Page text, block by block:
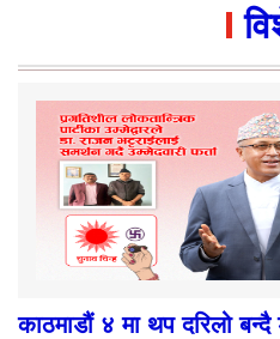
काठमाडौं ४ मा थप दरिलो